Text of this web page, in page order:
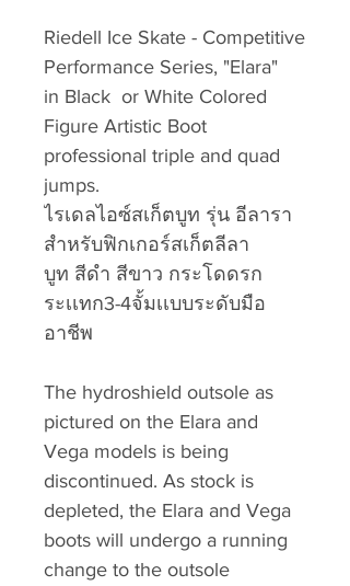
Riedell Ice Skate - Competitive
Performance Series, "Elara"
in Black or White Colored
Figure Artistic Boot
professional triple and quad
jumps.
ไรเดลไอซ์สเก็ตบูท รุ่น อีลารา
สำหรับฟิกเกอร์สเก็ตลีลา
บูท สีดำ สีขาว กระโดดรก
ระเเทก3-4จั้มเเบบระดับมือ
อาชีพ
The hydroshield outsole as
pictured on the Elara and
Vega models is being
discontinued. As stock is
depleted, the Elara and Vega
boots will undergo a running
change to the outsole